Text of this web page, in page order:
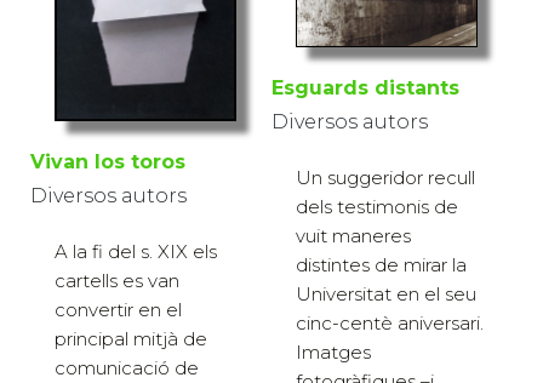
Vivan los toros
Diversos autors
A la fi del s. XIX els
cartells es van
convertir en el
principal mitjà de
comunicació de
Esguards distants
Diversos autors
Un suggeridor recull
dels testimonis de
vuit maneres
distintes de mirar la
Universitat en el seu
cinc-centè aniversari.
Imatges